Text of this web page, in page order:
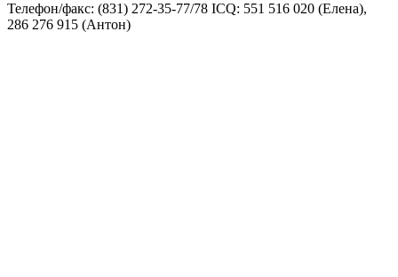
Телефон/факс: (831) 272-35-77/78 ICQ: 551 516 020 (Елена),
286 276 915 (Антон)